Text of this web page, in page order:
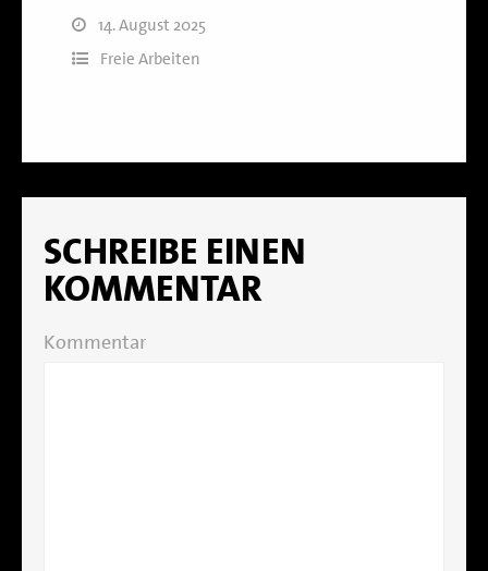
14. August 2025
Freie Arbeiten
SCHREIBE EINEN
KOMMENTAR
Kommentar